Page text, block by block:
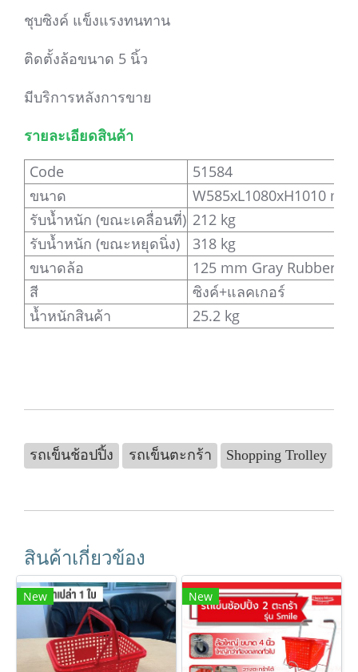
ชุบซิงค์ แข็งแรงทนทาน
ติดตั้งล้อขนาด 5 นิ้ว
มีบริการหลังการขาย
รายละเอียดสินค้า
Code
51584
ขนาด
W585xL1080xH1010 mm
รับน้ำหนัก (ขณะเคลื่อนที่) 212 kg
รับน้ำหนัก (ขณะหยุดนิ่ง)
318 kg
ขนาดล้อ
125 mm Gray Rubber
สี
ซิงค์+แลคเกอร์
น้ำหนักสินค้า
25.2 kg
รถเข็นช้อปปิ้ง รถเข็นตะกร้า Shopping Trolley
สินค้าเกี่ยวข้อง
New New